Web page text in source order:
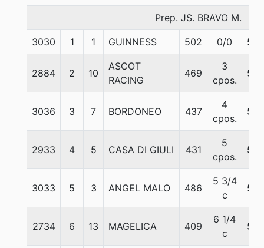
Prep. JS. BRAVO M.
3030 1 1 GUINNESS 502 0/0 56
2884 2 10
ASCOT
RACING
469
3
cpos.
56
3036 3 7 BORDONEO 437
4
cpos.
56
2933 4 5 CASA DI GIULI 431
5
cpos.
56
3033 5 3 ANGEL MALO 486
5 3/4
c
56
2734 6 13 MAGELICA 409
6 1/4
c
56